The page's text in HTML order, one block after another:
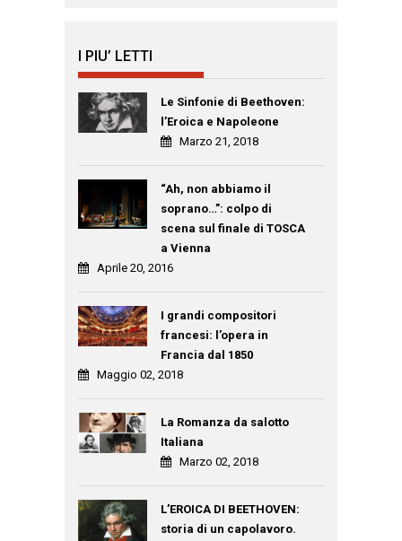
I PIU’ LETTI
Le Sinfonie di Beethoven:
l’Eroica e Napoleone
Marzo 21, 2018
“Ah, non abbiamo il
soprano…”: colpo di
scena sul finale di TOSCA
a Vienna
Aprile 20, 2016
I grandi compositori
francesi: l’opera in
Francia dal 1850
Maggio 02, 2018
La Romanza da salotto
Italiana
Marzo 02, 2018
L’EROICA DI BEETHOVEN:
storia di un capolavoro.